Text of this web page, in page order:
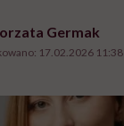
Germak
17.02.2026 11:38